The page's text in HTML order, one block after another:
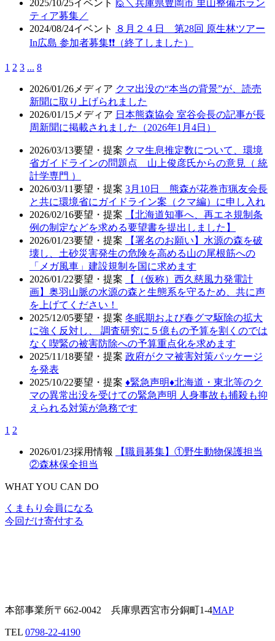
2025/10/25イベント
🙋＼兵庫県豊岡市 里山整備ボラン
ティア募集／
2024/08/24イベント
８月２４日 第28回 原生林ツアー
In広島 参加者募集❗❗（終了しました）
1 2 3 ... 8
2026/01/26 メディア クマ出没の“本当の背景”が、読売
新聞に取り上げられました
2026/01/15 メディア 日本熊森協会 室谷会長の記事が長
周新聞に掲載されました（2026年1月4日）
2026/03/13要望・提案 クマ生息推定数について、環境
省ガイドラインの問題点 山上俊彦氏からの意見（ 統
計学専門 ）
2026/03/11要望・提案 3月10日 熊森が花巻市猟友会長
と共に環境省にガイドライン案（クマ編）に申し入れ
2026/02/16要望・提案
【北海道知事へ、再エネ規制条
例の制定などを求める要望書を提出しました】
2026/01/23要望・提案
【署名のお願い】水源の森を破
壊し、土砂災害発生の危険を高める山の尾根筋への
「メガ風車」建設規制を国に求めます
2026/01/22要望・提案
【（仮称）西久慈風力発電計
画】奥羽山脈の水源の森と生態系を守るため、共に声
を上げてください！
2025/12/05要望・提案 冬眠期および春グマ駆除の拡大
に強く反対し、 調査研究に５億もの予算を割くのでは
なく喫緊の被害防除への予算重点化を求めます
2025/11/18要望・提案 政府がクマ被害対策パッケージ
を発表
2025/10/22要望・提案 ♦️緊急声明♦️北海道・東北等のク
マの異常出没を受けての緊急声明 人身事故も捕殺も抑
えられる対策が急務です
1 2
2026/01/23採用情報
【職員募集】①野生動物保護担当
②森林保全担当
WHAT YOU CAN DO
くまもり会員になる
今回だけ寄付する
本部事業所〒662-0042 兵庫県西宮市分銅町1-4MAP
TEL 0798-22-4190